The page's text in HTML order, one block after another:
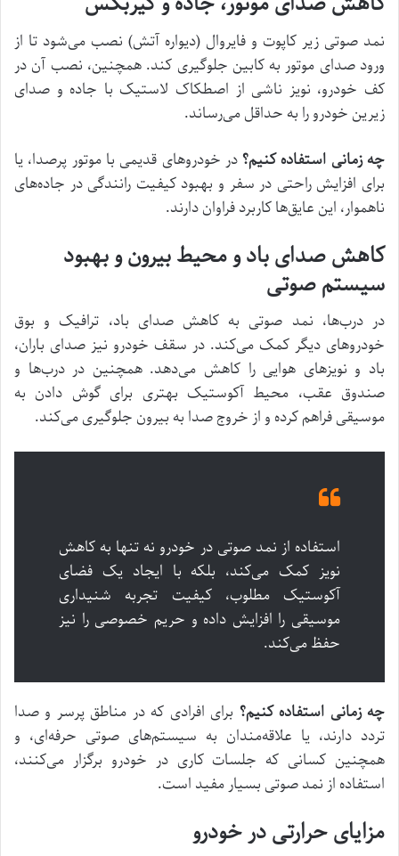
نمد صوتی زیر کاپوت و فایروال (دیواره آتش) نصب می‌شود تا از
ورود صدای موتور به کابین جلوگیری کند. همچنین، نصب آن در
کف خودرو، نویز ناشی از اصطکاک لاستیک با جاده و صدای
زیرین خودرو را به حداقل می‌رساند.
چه زمانی استفاده کنیم؟در خودروهای قدیمی با موتور پرصدا، یا
برای افزایش راحتی در سفر و بهبود کیفیت رانندگی در جاده‌های
ناهموار، این عایق‌ها کاربرد فراوان دارند.
کاهش صدای باد و محیط بیرون و بهبود
سیستم صوتی
در درب‌ها، نمد صوتی به کاهش صدای باد، ترافیک و بوق
خودروهای دیگر کمک می‌کند. در سقف خودرو نیز صدای باران،
باد و نویزهای هوایی را کاهش می‌دهد. همچنین در درب‌ها و
صندوق عقب، محیط آکوستیک بهتری برای گوش دادن به
موسیقی فراهم کرده و از خروج صدا به بیرون جلوگیری می‌کند.
استفاده از نمد صوتی در خودرو نه تنها به کاهش
نویز کمک می‌کند، بلکه با ایجاد یک فضای
آکوستیک مطلوب، کیفیت تجربه شنیداری
موسیقی را افزایش داده و حریم خصوصی را نیز
حفظ می‌کند.
چه زمانی استفاده کنیم؟ برای افرادی که در مناطق پرسر و صدا
تردد دارند، یا علاقه‌مندان به سیستم‌های صوتی حرفه‌ای، و
همچنین کسانی که جلسات کاری در خودرو برگزار می‌کنند،
استفاده از نمد صوتی بسیار مفید است.
مزایای حرارتی در خودرو